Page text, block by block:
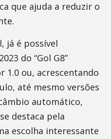
que ajuda a reduzir o
já é possível
do “Gol G8”
1.0 ou, acrescentando
até mesmo versões
automático,
destaca pela
escolha interessante